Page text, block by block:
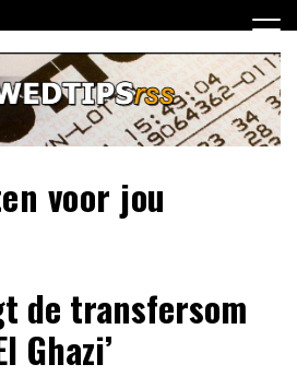
voor jou
de transfersom
Ghazi’